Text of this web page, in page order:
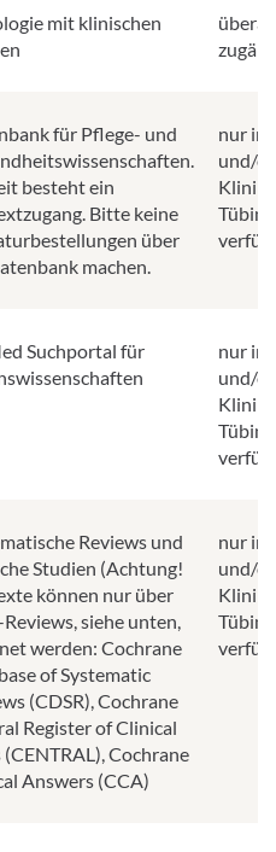
mit klinischen
überall
für Pflege- und
besteht ein
Bitte keine
über
machen.
nur
und/
Suchportal für
nur
und/
Reviews und
Studien (Achtung!
können nur über
siehe unten,
werden: Cochrane
of Systematic
(CDSR), Cochrane
Register of Clinical
(CENTRAL), Cochrane
Answers (CCA)
nur
und/